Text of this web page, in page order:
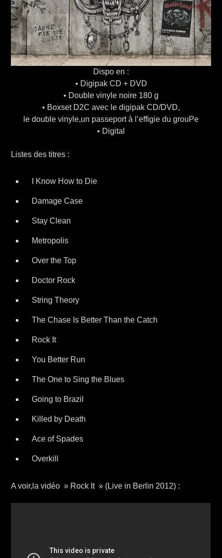
Dispo en :
• Digipak CD + DVD
• Double vinyle noire 180 g
• Boxset D2C avec le digipak CD/DVD,
le double vinyle,un passeport à l’effigie du grouPe
• Digital
Listes des titres :
I Know How to Die
Damage Case
Stay Clean
Metropolis
Over the Top
Doctor Rock
String Theory
The Chase Is Better Than the Catch
Rock It
You Better Run
The One to Sing the Blues
Going to Brazil
Killed by Death
Ace of Spades
Overkill
A voir,la vidéo » Rock It » (Live in Berlin 2012) :